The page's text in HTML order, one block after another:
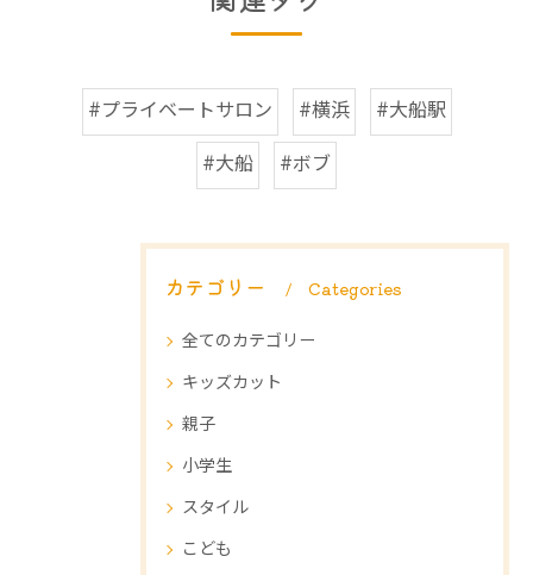
#プライベートサロン #横浜
#大船駅
#大船
#ボブ
カテゴリー Categories
全てのカテゴリー
キッズカット
親子
小学生
スタイル
こども